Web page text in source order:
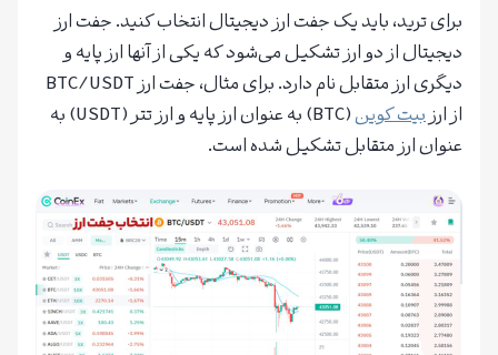
برای ترید، باید یک جفت ارز دیجیتال انتخاب کنید. جفت ارز
دیجیتال از دو ارز تشکیل می‌شود که یکی از آنها ارز پایه و
دیگری ارز متقابل نام دارد. برای مثال، جفت ارز BTC/USDT
از ارزبیت کوین
(BTC) به عنوان ارز پایه و ارز تتر (USDT) به
عنوان ارز متقابل تشکیل شده است.